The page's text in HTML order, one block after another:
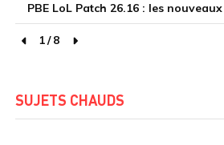
page précédente
1/8
page suivante
SUJETS CHAUDS